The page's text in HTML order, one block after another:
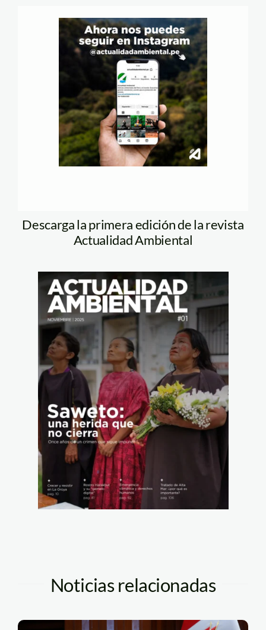
Descarga la primera edición de la revista
Actualidad Ambiental
Noticias relacionadas